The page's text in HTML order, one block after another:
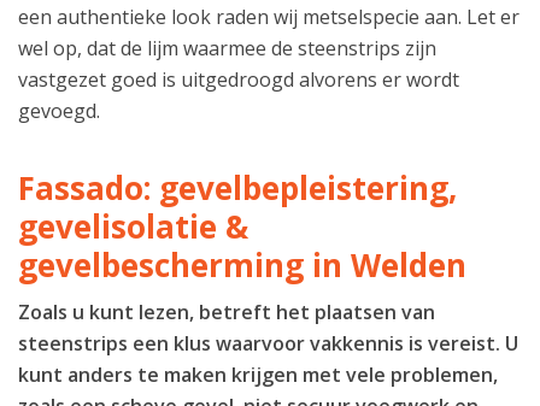
een authentieke look raden wij metselspecie aan. Let er
wel op, dat de lijm waarmee de steenstrips zijn
vastgezet goed is uitgedroogd alvorens er wordt
gevoegd.
Fassado: gevelbepleistering,
gevelisolatie &
gevelbescherming in Welden
Zoals u kunt lezen, betreft het plaatsen van
steenstrips een klus waarvoor vakkennis is vereist. U
kunt anders te maken krijgen met vele problemen,